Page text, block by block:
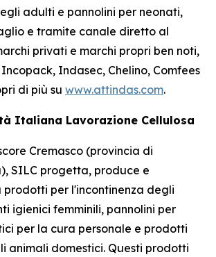
adulti e pannolini per neonati,
e tramite canale diretto al
privati ​​e marchi propri ben noti,
Indasec, Chelino, Comfees
di più su www.attindas.com.
Italiana Lavorazione Cellulosa
Cremasco (provincia di
SILC progetta, produce e
prodotti per l'incontinenza degli
igienici femminili, pannolini per
per la cura personale e prodotti
animali domestici. Questi prodotti